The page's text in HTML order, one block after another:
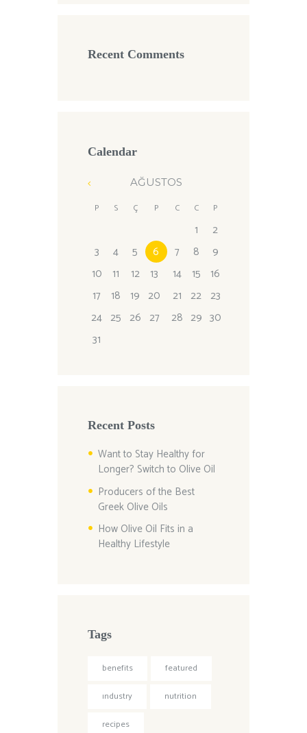
Recent Comments
Calendar
AĞUSTOS
P S Ç P C C P
1
2
3
4 5 6 7 8
9
10
11 12 13 14 15
16
17
18 19 20 21 22 23
24 25 26 27 28 29 30
31
Recent Posts
Want to Stay Healthy for
Longer? Switch to Olive Oil
Producers of the Best
Greek Olive Oils
How Olive Oil Fits in a
Healthy Lifestyle
Tags
benefits
featured
industry
nutrition
recipes